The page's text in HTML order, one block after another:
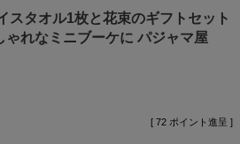
スタオル1枚と花束のギフトセット
れなミニブーケに パジャマ屋
[ 72 ポイント進呈 ]